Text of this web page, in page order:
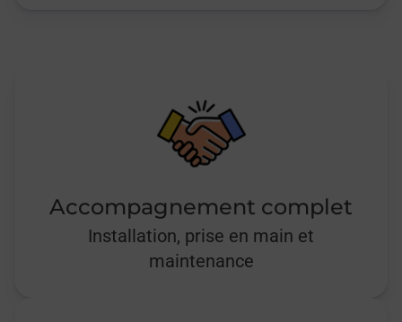
Accompagnement complet
Installation, prise en main et
maintenance